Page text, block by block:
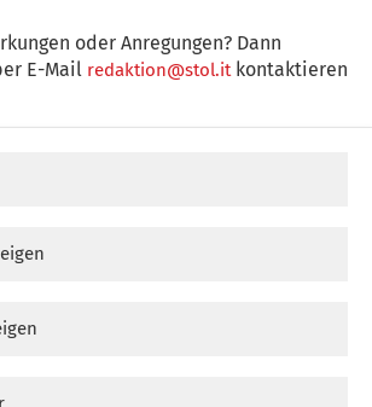
oder Anregungen? Dann
E-Mail redaktion@stol.itkontaktieren